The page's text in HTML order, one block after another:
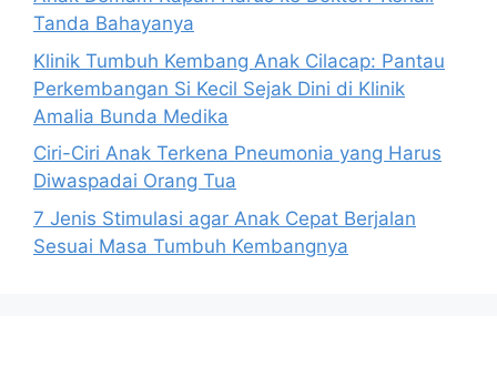
Tanda Bahayanya
Klinik Tumbuh Kembang Anak Cilacap: Pantau
Perkembangan Si Kecil Sejak Dini di Klinik
Amalia Bunda Medika
Ciri-Ciri Anak Terkena Pneumonia yang Harus
Diwaspadai Orang Tua
7 Jenis Stimulasi agar Anak Cepat Berjalan
Sesuai Masa Tumbuh Kembangnya